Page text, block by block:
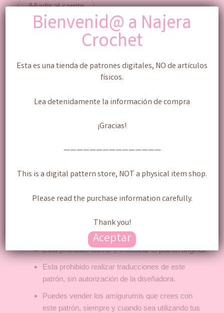
Añadir al carrito
Patrón Digital (Documento PDF) , contiene el
realizar este personaje en versión amigurumi
(PRODUCTO) TERMINADO.
No se aceptan cambios,
bien todas las especificaciones antes de realizar
cualquier pago.
Esta prohibido alterar o modificar el patrón original.
Esta prohibido realizar traducciones de este
patrón, sin autorización de la diseñadora.
Puedes vender los amigurumis que crees con
este patrón, siempre y cuando sea utilizando tus
Bienvenid@ a Najera
Crochet
Esta es una tienda de patrones digitales, NO de artículos
físicos.
Lea detenidamente la información de compra
¡Gracias!
———————————————
This is a digital pattern store, NOT a physical item shop.
Please read the purchase information carefully.
Thank you!
Aceptar